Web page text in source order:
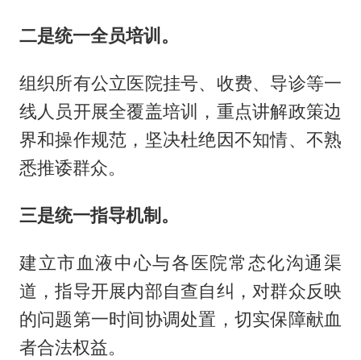
二是统一全员培训。
组织所有公立医院挂号、收费、导诊等一
线人员开展全覆盖培训，重点讲解政策边
界和操作规范，坚决杜绝因不知情、不熟
悉推诿群众。
三是统一指导机制。
建立市血液中心与各医院常态化沟通渠
道，指导开展内部自查自纠，对群众反映
的问题第一时间协调处置，切实保障献血
者合法权益。